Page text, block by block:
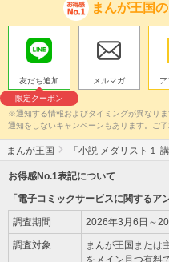
まんが王国
友だち追加
限定クーポン
メルマガ
※通知する情報およびタイミングが異なり
通知をしないキャンペーンもあります。ご了
まんが王国 「小説 メダリスト１
お得感No.1表記について
「電子コミックサービスに関するア
調査期間 2026年3月6日～
調査対象
まんが王国または
をメイン且つ有料